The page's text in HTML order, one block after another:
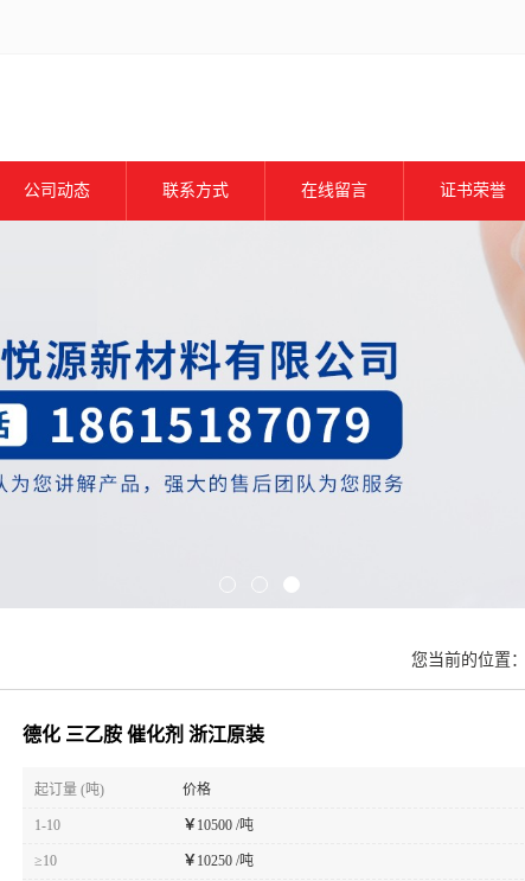
公司动态 联系方式 在线留言 证书荣誉
您当前的位置：
德化 三乙胺 催化剂 浙江原装
起订量 (吨) 价格
1-10 ￥10500 /吨
≥10 ￥10250 /吨